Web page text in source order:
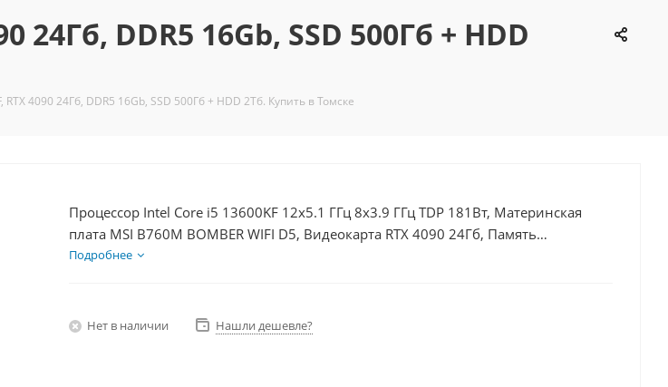
DDR5 16Gb, SSD 500Гб + HDD
4090 24Гб, DDR5 16Gb, SSD 500Гб + HDD 2Тб. Купить в Томске
Процессор Intel Core i5 13600KF 12x5.1 ГГц 8x3.9 ГГц TDP 181Вт, Материнская
плата MSI B760M BOMBER WIFI D5, Видеокарта RTX 4090 24Гб, Память
DDR5 16Gb, Диски SSD 500Гб + HDD 2Тб, БП 850Вт
Подробнее
Нет в наличии Нашли дешевле?